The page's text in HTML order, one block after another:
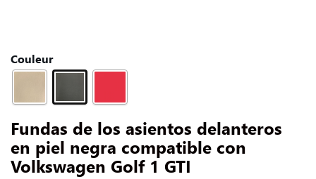
Couleur
Fundas de los asientos delanteros
en piel negra compatible con
Volkswagen Golf 1 GTI